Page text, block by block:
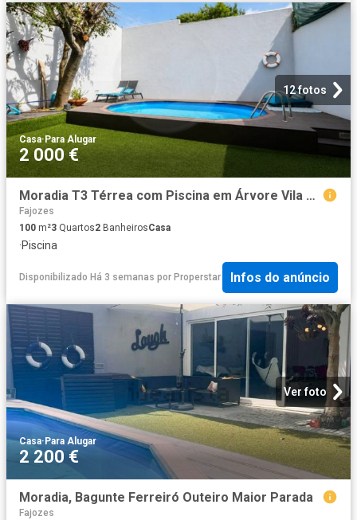
12 fotos
Casa·Para Alugar
2 000 €
Moradia T3 Térrea com Piscina em Árvore Vila do Conde
Fajozes
100 m²3 Quartos2 BanheirosCasa
·Piscina
Disponibilizado Há 3 semanas por Properstar Infos do anúncio
Ver foto
Casa· Para Alugar
2 200 €
Moradia, Bagunte Ferreiró Outeiro Maior Parada
Fajozes